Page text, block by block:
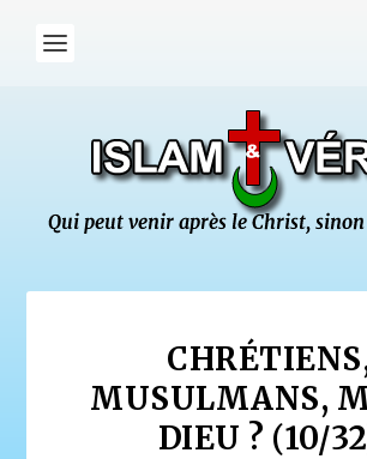
MUSULMANS,
DIEU ? (10/